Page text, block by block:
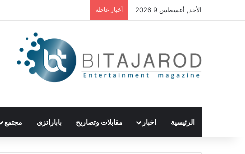
الأحد, أغسطس 9 2026 أخبار عاجلة
الرئيسية اخبار مقابلات وتصاريح باباراتزي مجتمع